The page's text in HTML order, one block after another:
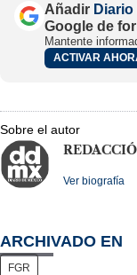
Añadir
Google de
Mantente
ACTIVAR
Sobre el autor
Ver biografía
ARCHIVADO EN
FGR